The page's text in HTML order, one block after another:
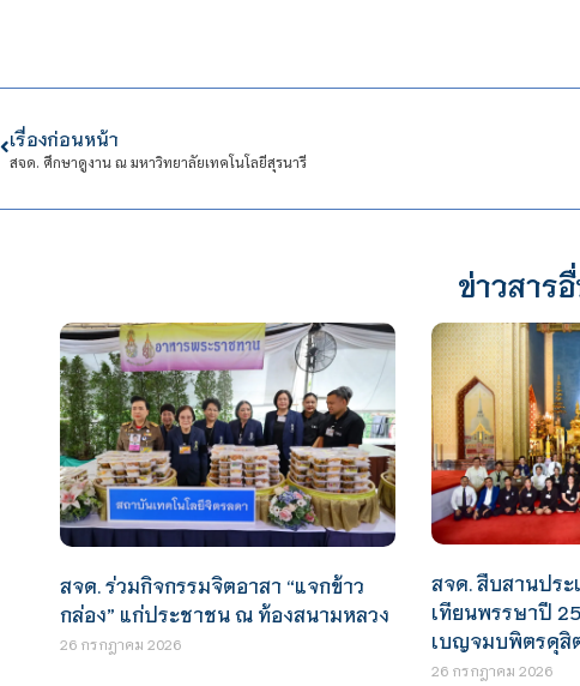
เรื่องก่อนหน้า
สจด. ศึกษาดูงาน ณ มหาวิทยาลัยเทคโนโลยีสุรนารี
ข่าวสาร
สจด. ร่วมกิจกรรมจิตอาสา “แจกข้าว
กล่อง” แก่ประชาชน ณ ท้องสนามหลวง
26 กรกฎาคม 2026
สจด. สืบสานปร
เทียนพรรษาปี
เบญจมบพิตรดุสิ
26 กรกฎาคม 2026